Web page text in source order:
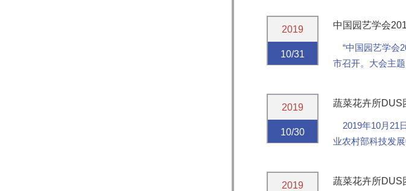
2019
10/31
中国园艺学会
“中国园艺学会
市召开。大会主
2019
10/30
蔬菜花卉所DUS
2019年10月21
业农村部科技发
2019 蔬菜花卉所DUS